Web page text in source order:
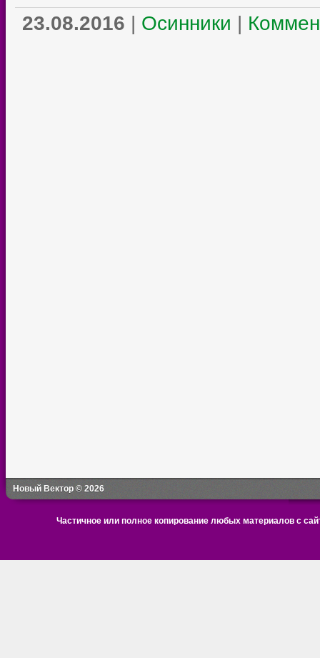
23.08.2016 | Осинники |
Новый Вектор © 2026
Частичное или полное копирование любых материалов с